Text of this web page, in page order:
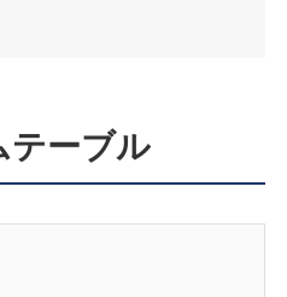
テーブル